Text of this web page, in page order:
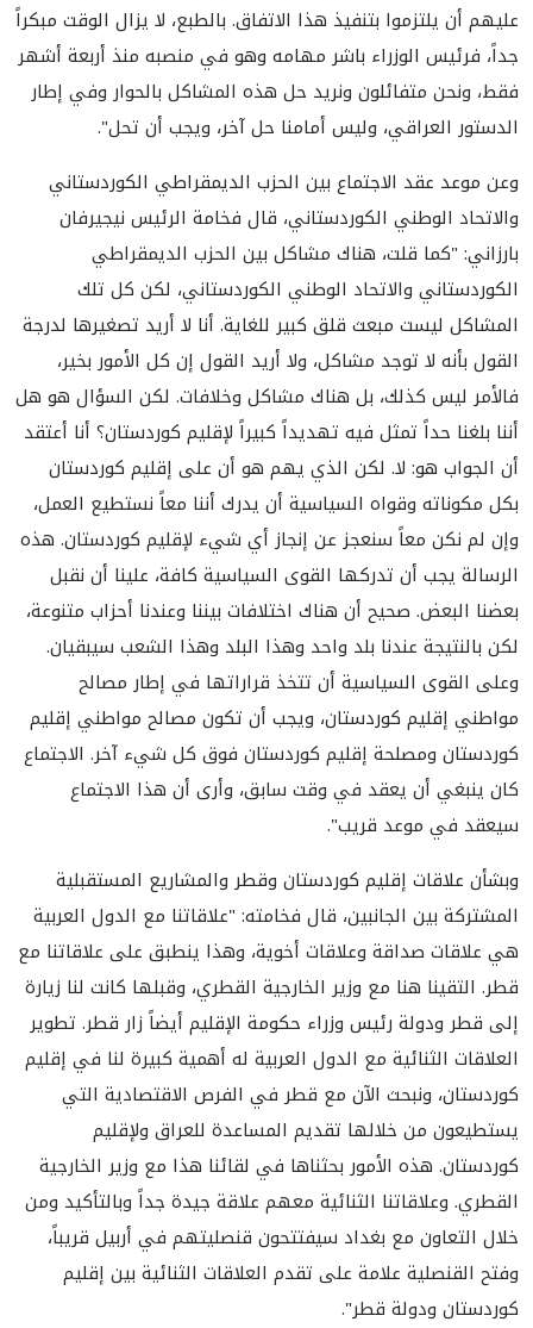
عليهم أن يلتزموا بتنفيذ هذا الاتفاق. بالطبع، لا يزال الوقت مبكراً
جداً، فرئيس الوزراء باشر مهامه وهو في منصبه منذ أربعة أشهر
فقط، ونحن متفائلون ونريد حل هذه المشاكل بالحوار وفي إطار
الدستور العراقي، وليس أمامنا حل آخر، ويجب أن تحل".
وعن موعد عقد الاجتماع بين الحزب الديمقراطي الكوردستاني
والاتحاد الوطني الكوردستاني، قال فخامة الرئيس نيجيرفان
بارزاني: "كما قلت، هناك مشاكل بين الحزب الديمقراطي
الكوردستاني والاتحاد الوطني الكوردستاني، لكن كل تلك
المشاكل ليست مبعث قلق كبير للغاية. أنا لا أريد تصغيرها لدرجة
القول بأنه لا توجد مشاكل، ولا أريد القول إن كل الأمور بخير،
فالأمر ليس كذلك، بل هناك مشاكل وخلافات. لكن السؤال هو هل
أننا بلغنا حداً تمثل فيه تهديداً كبيراً لإقليم كوردستان؟ أنا أعتقد
أن الجواب هو: لا. لكن الذي يهم هو أن على إقليم كوردستان
بكل مكوناته وقواه السياسية أن يدرك أننا معاً نستطيع العمل،
وإن لم نكن معاً سنعجز عن إنجاز أي شيء لإقليم كوردستان. هذه
الرسالة يجب أن تدركها القوى السياسية كافة، علينا أن نقبل
بعضنا البعض. صحيح أن هناك اختلافات بيننا وعندنا أحزاب متنوعة،
لكن بالنتيجة عندنا بلد واحد وهذا البلد وهذا الشعب سيبقيان.
وعلى القوى السياسية أن تتخذ قراراتها في إطار مصالح
مواطني إقليم كوردستان، ويجب أن تكون مصالح مواطني إقليم
كوردستان ومصلحة إقليم كوردستان فوق كل شيء آخر. الاجتماع
كان ينبغي أن يعقد في وقت سابق، وأرى أن هذا الاجتماع
سيعقد في موعد قريب".
وبشأن علاقات إقليم كوردستان وقطر والمشاريع المستقبلية
المشتركة بين الجانبين، قال فخامته: "علاقاتنا مع الدول العربية
هي علاقات صداقة وعلاقات أخوية، وهذا ينطبق على علاقاتنا مع
قطر. التقينا هنا مع وزير الخارجية القطري، وقبلها كانت لنا زيارة
إلى قطر ودولة رئيس وزراء حكومة الإقليم أيضاً زار قطر. تطوير
العلاقات الثنائية مع الدول العربية له أهمية كبيرة لنا في إقليم
كوردستان، ونبحث الآن مع قطر في الفرص الاقتصادية التي
يستطيعون من خلالها تقديم المساعدة للعراق ولإقليم
كوردستان. هذه الأمور بحثناها في لقائنا هذا مع وزير الخارجية
القطري. وعلاقاتنا الثنائية معهم علاقة جيدة جداً وبالتأكيد ومن
خلال التعاون مع بغداد سيفتتحون قنصليتهم في أربيل قريباً،
وفتح القنصلية علامة على تقدم العلاقات الثنائية بين إقليم
كوردستان ودولة قطر".